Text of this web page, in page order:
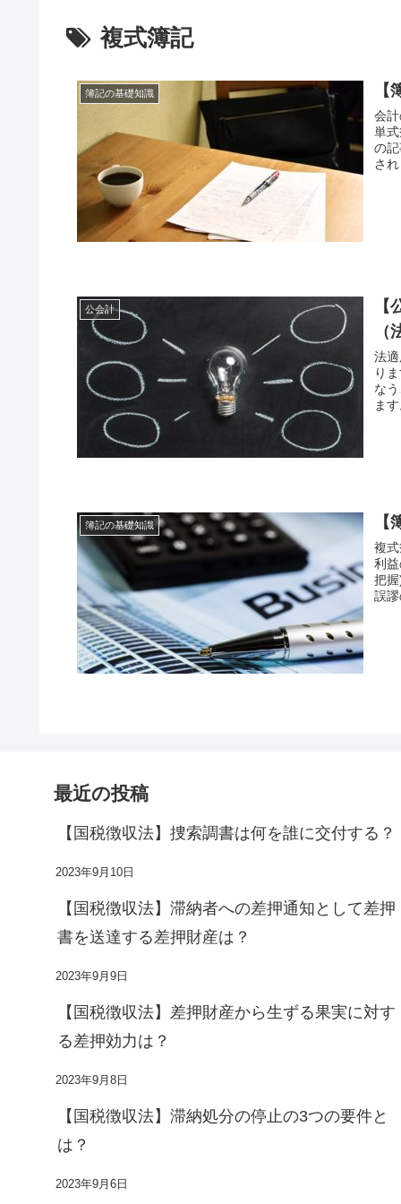
複式簿記
簿記の基礎知識
会
単
の
さ
公会計
（
法
り
な
ま
簿記の基礎知識
複
利
把
誤
最近の投稿
【国税徴収法】捜索調書は何を誰に交付する？
2023年9月10日
【国税徴収法】滞納者への差押通知として差押
書を送達する差押財産は？
2023年9月9日
【国税徴収法】差押財産から生ずる果実に対す
る差押効力は？
2023年9月8日
【国税徴収法】滞納処分の停止の3つの要件と
は？
2023年9月6日